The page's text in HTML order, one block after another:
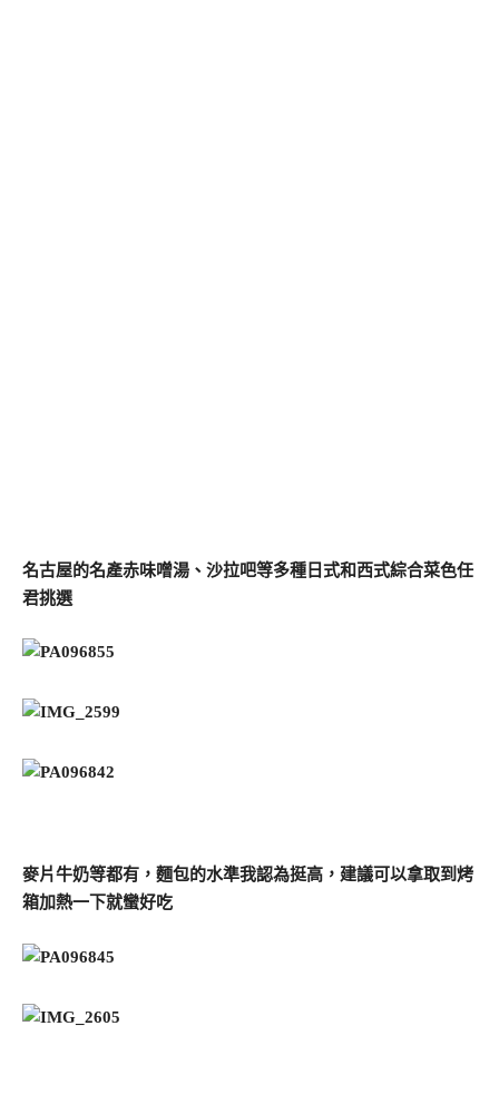
名古屋的名產赤味噌湯、沙拉吧等多種日式和西式綜合菜色任
君挑選
麥片牛奶等都有，麵包的水準我認為挺高，建議可以拿取到烤
箱加熱一下就蠻好吃